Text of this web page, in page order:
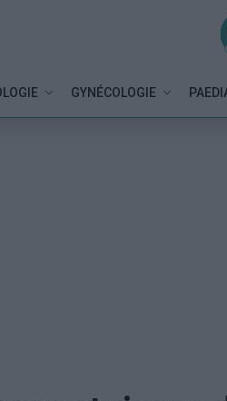
GYNÉCOLOGIE